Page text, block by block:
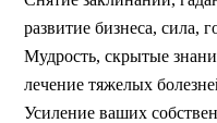
развитие бизнеса, сила,
Мудрость, скрытые
лечение тяжелых
Усиление ваших